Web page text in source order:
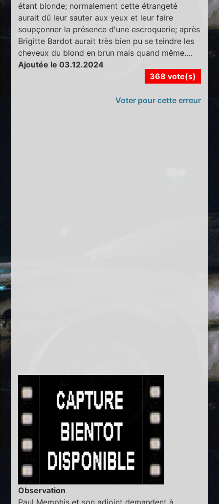
étant blonde; normalement cette étrangeté
aurait dû leur sauter aux yeux et leur faire
soupçonner la présence d'une escroquerie; après
Brigitte Bardot aurait très bien pu se teindre les
cheveux du blond en brun mais quand même....
Ajoutée le 03.12.2024
368 vote(s)
Voter pour cette erreur
Observation
Paul Memphis et son adjoint demandent à